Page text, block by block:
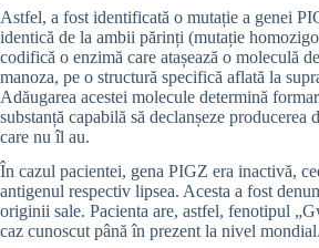
Astfel, a fost identificată o mutație a genei
identică de la ambii părinți (mutație
codifică o enzimă care atașează o moleculă
manoza, pe o structură specifică aflată la
Adăugarea acestei molecule determină
substanță capabilă să declanșeze producerea
care nu îl au.
În cazul pacientei, gena PIGZ era inactivă,
antigenul respectiv lipsea. Acesta a fost
originii sale. Pacienta are, astfel, fenotipul
caz cunoscut până în prezent la nivel mondial.